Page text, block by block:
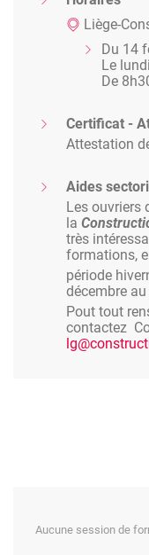
Liège-
Du 14
Le
De
Certificat -
Attestation
Aides
Les ouvriers
la
très
formations,
période
décembre
Pout tout
contactez
Aucune session de